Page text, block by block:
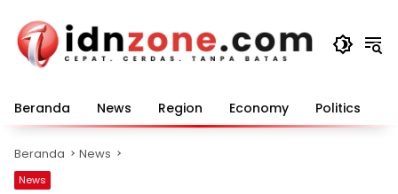
konten
Beranda News Region Economy Politics
Beranda News
News